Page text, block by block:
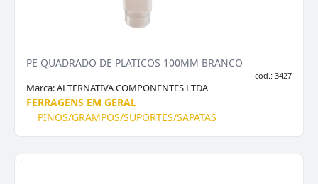
PE QUADRADO DE PLATICOS 100MM BRANCO
cod.: 3427
Marca:ALTERNATIVA COMPONENTES LTDA
FERRAGENS EM GERAL
PINOS/GRAMPOS/SUPORTES/SAPATAS